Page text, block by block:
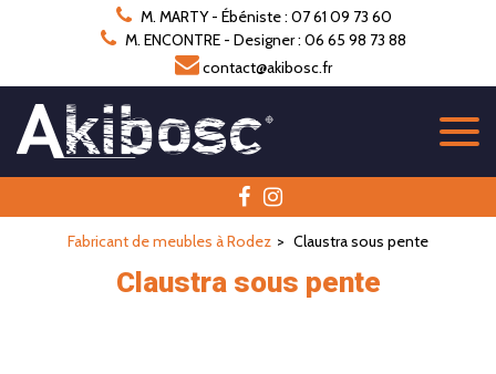
M. MARTY - Ébéniste : 07 61 09 73 60
M. ENCONTRE - Designer : 06 65 98 73 88
contact@akibosc.fr
Fabricant de meubles à Rodez Claustra sous pente
Claustra sous pente
Panneau de gestion des cookies